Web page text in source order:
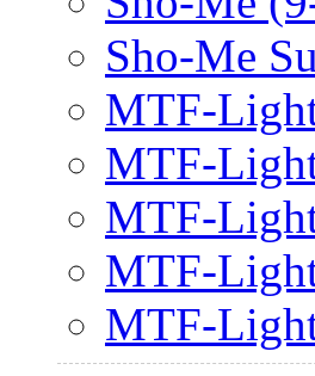
Sho-Me
MTF-
MTF-
MTF-
MTF-
MTF-